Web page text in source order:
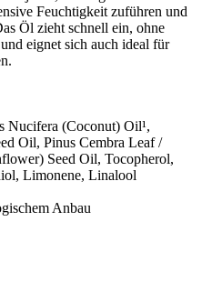
Feuchtigkeit zuführen und
Öl zieht schnell ein, ohne
eignet sich auch ideal für
Nucifera (Coconut) Oil¹,
Oil, Pinus Cembra Leaf /
Seed Oil, Tocopherol,
Limonene, Linalool
Anbau